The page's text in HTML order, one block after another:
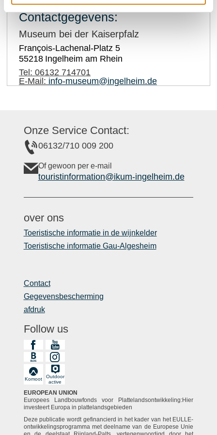
Contactgegevens:
Museum bei der Kaiserpfalz
François-Lachenal-Platz 5
55218 Ingelheim am Rhein
Tel: 06132 714701
E-Mail: info-museum@ingelheim.de
Onze Service Contact:
06132/710 009 200
Of gewoon per e-mail
touristinformation@ikum-ingelheim.de
over ons
Toeristische informatie in de wijnkelder
Toeristische informatie Gau-Algesheim
Contact
Gegevensbescherming
afdruk
Follow us
Komoot
Outdoor
active
EUROPEAN UNION
Europees Landbouwfonds voor Plattelandsontwikkeling:Hier
investeert Europa in plattelandsgebieden
Deze publicatie wordt gefinancierd in het kader van het EULLE-
ontwikkelingsprogramma met deelname van de Europese Unie